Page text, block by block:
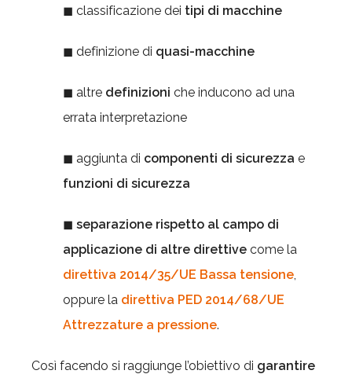
◼ classificazione dei tipi di macchine
◼ definizione di quasi-macchine
◼ altre definizioni che inducono ad una
errata interpretazione
◼ aggiunta di componenti di sicurezza e
funzioni di sicurezza
◼ separazione rispetto al campo di
applicazione di altre direttive come la
direttiva 2014/35/UE Bassa tensione,
oppure la direttiva PED 2014/68/UE
Attrezzature a pressione.
Così facendo si raggiunge l’obiettivo di garantire